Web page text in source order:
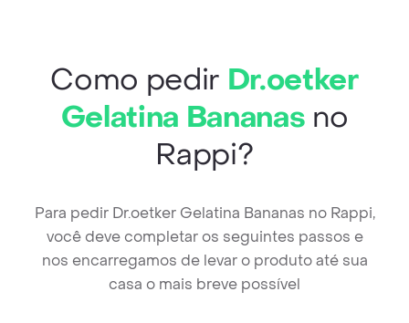
Como pedir Dr.oetker
Gelatina Bananas no
Rappi?
Para pedir Dr.oetker Gelatina Bananas no Rappi,
você deve completar os seguintes passos e
nos encarregamos de levar o produto até sua
casa o mais breve possível